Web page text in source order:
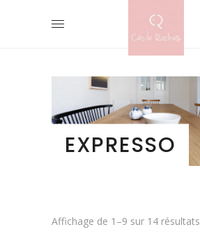
EXPRESSO
Affichage de 1–9 sur 14 résultats